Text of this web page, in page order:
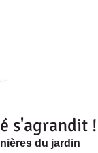
s'agrandit !
du jardin